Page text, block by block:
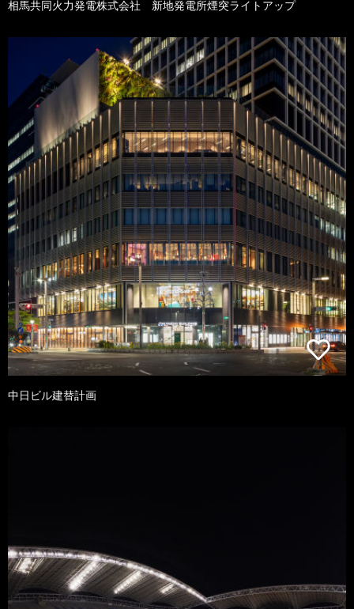
相馬共同火力発電株式会社 新地発電所煙突ライトアップ
中日ビル建替計画